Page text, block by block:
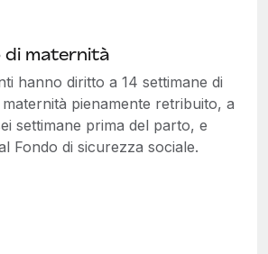
di maternità
hanno diritto a 14 settimane di
pienamente retribuito, a
settimane prima del parto, e
Fondo di sicurezza sociale.